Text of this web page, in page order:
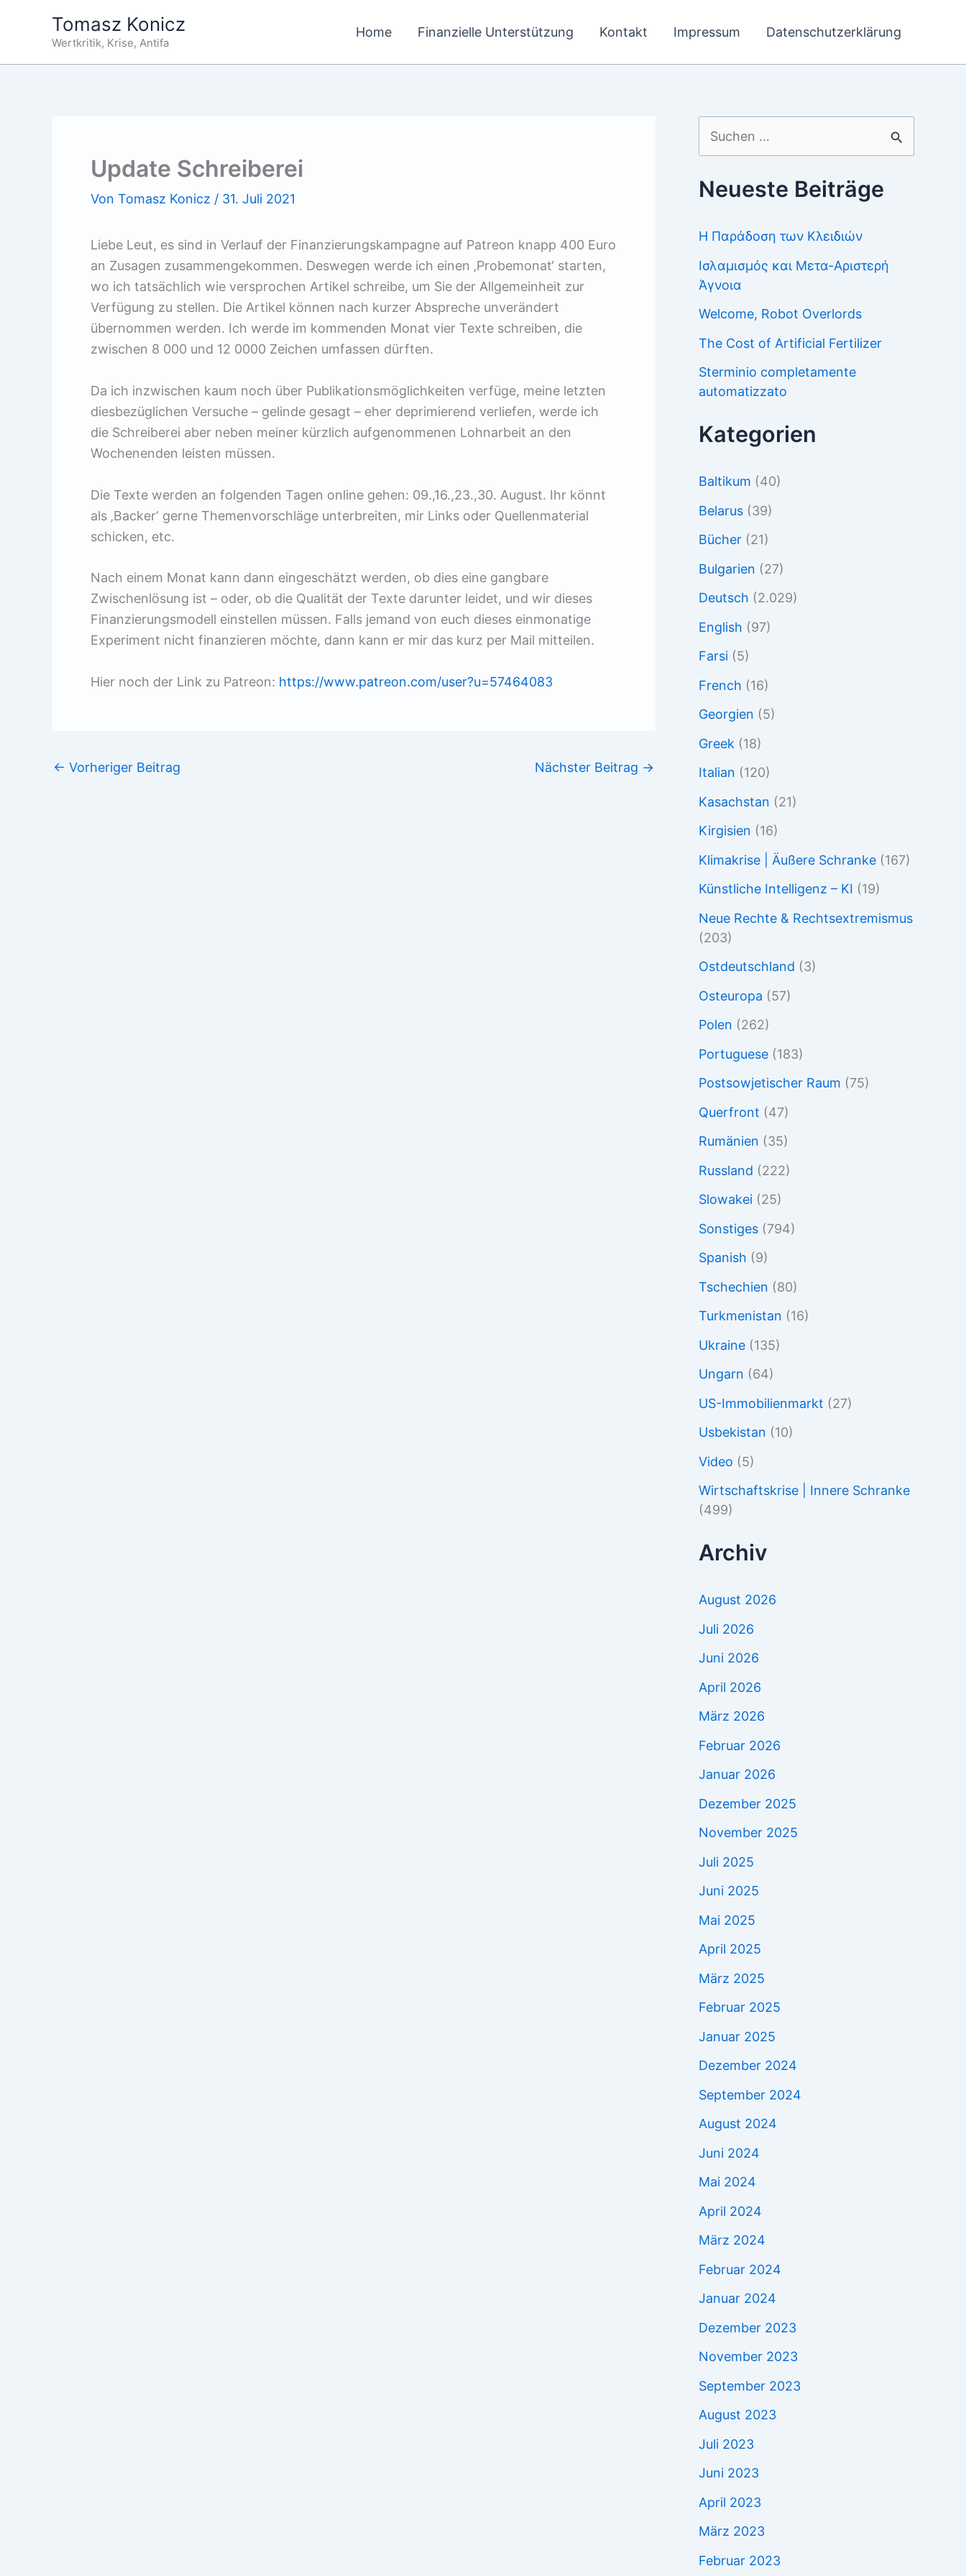
Tomasz Konicz
Wertkritik, Krise, Antifa
Home Finanzielle Unterstützung Kontakt Impressum Datenschutzerklärung
Update Schreiberei
Von Tomasz Konicz / 31. Juli 2021
Liebe Leut, es sind in Verlauf der Finanzierungskampagne auf Patreon knapp 400 Euro
an Zusagen zusammengekommen. Deswegen werde ich einen ‚Probemonat‘ starten,
wo ich tatsächlich wie versprochen Artikel schreibe, um Sie der Allgemeinheit zur
Verfügung zu stellen. Die Artikel können nach kurzer Abspreche unverändert
übernommen werden. Ich werde im kommenden Monat vier Texte schreiben, die
zwischen 8 000 und 12 0000 Zeichen umfassen dürften.
Da ich inzwischen kaum noch über Publikationsmöglichkeiten verfüge, meine letzten
diesbezüglichen Versuche – gelinde gesagt – eher deprimierend verliefen, werde ich
die Schreiberei aber neben meiner kürzlich aufgenommenen Lohnarbeit an den
Wochenenden leisten müssen.
Die Texte werden an folgenden Tagen online gehen: 09.,16.,23.,30. August. Ihr könnt
als ‚Backer‘ gerne Themenvorschläge unterbreiten, mir Links oder Quellenmaterial
schicken, etc.
Nach einem Monat kann dann eingeschätzt werden, ob dies eine gangbare
Zwischenlösung ist – oder, ob die Qualität der Texte darunter leidet, und wir dieses
Finanzierungsmodell einstellen müssen. Falls jemand von euch dieses einmonatige
Experiment nicht finanzieren möchte, dann kann er mir das kurz per Mail mitteilen.
Hier noch der Link zu Patreon: https://www.patreon.com/user?u=57464083
← Vorheriger Beitrag Nächster Beitrag →
Suchen
nach:
Neueste Beiträge
Η Παράδοση των Κλειδιών
Ισλαμισμός και Μετα-Αριστερή
Άγνοια
Welcome, Robot Overlords
The Cost of Artificial Fertilizer
Sterminio completamente
automatizzato
Kategorien
Baltikum (40)
Belarus (39)
Bücher (21)
Bulgarien (27)
Deutsch (2.029)
English (97)
Farsi (5)
French (16)
Georgien (5)
Greek (18)
Italian (120)
Kasachstan (21)
Kirgisien (16)
Klimakrise | Äußere Schranke (167)
Künstliche Intelligenz – KI (19)
Neue Rechte & Rechtsextremismus
(203)
Ostdeutschland (3)
Osteuropa (57)
Polen (262)
Portuguese (183)
Postsowjetischer Raum (75)
Querfront (47)
Rumänien (35)
Russland (222)
Slowakei (25)
Sonstiges (794)
Spanish (9)
Tschechien (80)
Turkmenistan (16)
Ukraine (135)
Ungarn (64)
US-Immobilienmarkt (27)
Usbekistan (10)
Video (5)
Wirtschaftskrise | Innere Schranke
(499)
Archiv
August 2026
Juli 2026
Juni 2026
April 2026
März 2026
Februar 2026
Januar 2026
Dezember 2025
November 2025
Juli 2025
Juni 2025
Mai 2025
April 2025
März 2025
Februar 2025
Januar 2025
Dezember 2024
September 2024
August 2024
Juni 2024
Mai 2024
April 2024
März 2024
Februar 2024
Januar 2024
Dezember 2023
November 2023
September 2023
August 2023
Juli 2023
Juni 2023
April 2023
März 2023
Februar 2023